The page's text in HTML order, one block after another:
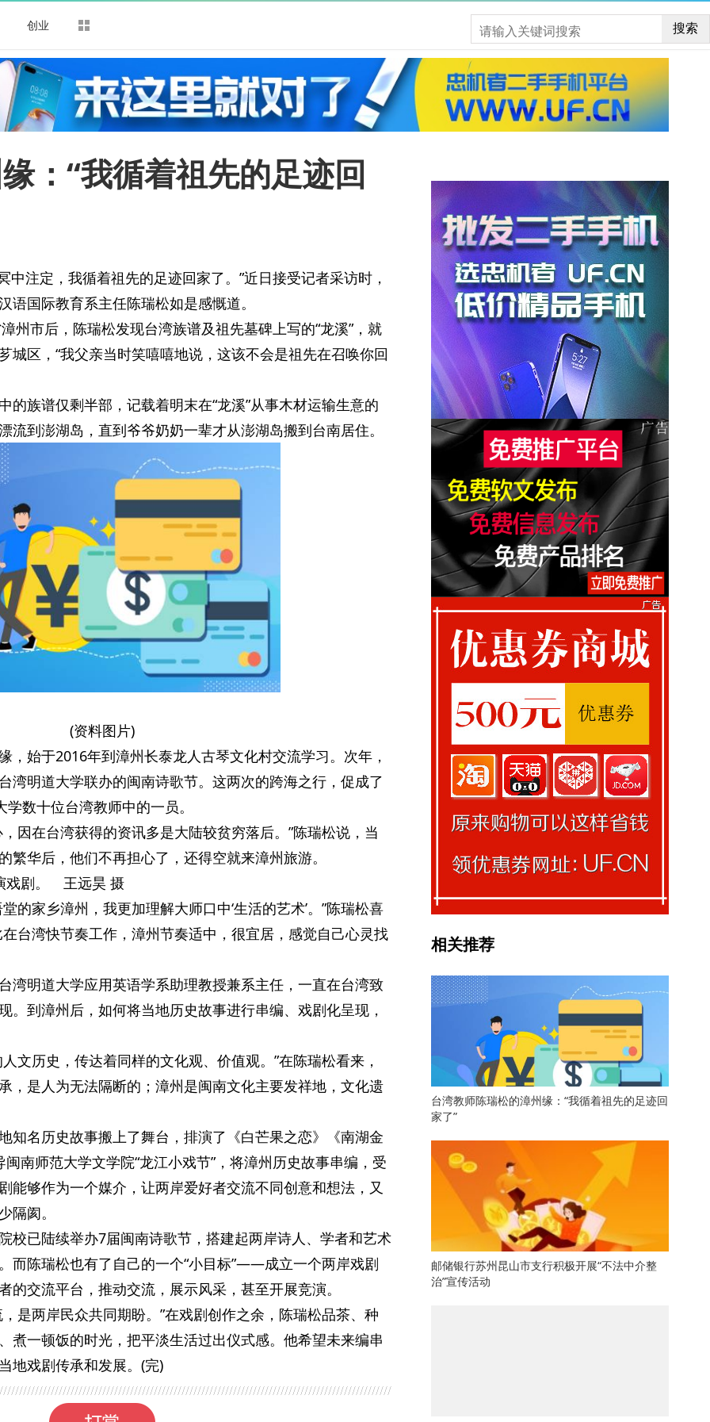
创业 搜索
：“我循着祖先的足迹回
中注定，我循着祖先的足迹回家了。”近日接受记者采访时，
语国际教育系主任陈瑞松如是感慨道。
州市后，陈瑞松发现台湾族谱及祖先墓碑上写的“龙溪”，就
城区，“我父亲当时笑嘻嘻地说，这该不会是祖先在召唤你回
的族谱仅剩半部，记载着明末在“龙溪”从事木材运输生意的
流到澎湖岛，直到爷爷奶奶一辈才从澎湖岛搬到台南居住。
(资料图片)
，始于2016年到漳州长泰龙人古琴文化村交流学习。次年，
湾明道大学联办的闽南诗歌节。这两次的跨海之行，促成了
数十位台湾教师中的一员。
因在台湾获得的资讯多是大陆较贫穷落后。”陈瑞松说，当
繁华后，他们不再担心了，还得空就来漳州旅游。
戏剧。 王远昊 摄
的家乡漳州，我更加理解大师口中‘生活的艺术’。”陈瑞松喜
台湾快节奏工作，漳州节奏适中，很宜居，感觉自己心灵找
湾明道大学应用英语学系助理教授兼系主任，一直在台湾致
。到漳州后，如何将当地历史故事进行串编、戏剧化呈现，
文历史，传达着同样的文化观、价值观。”在陈瑞松看来，
，是人为无法隔断的；漳州是闽南文化主要发祥地，文化遗
知名历史故事搬上了舞台，排演了《白芒果之恋》《南湖金
南师范大学文学院“龙江小戏节”，将漳州历史故事串编，受
能够作为一个媒介，让两岸爱好者交流不同创意和想法，又
隔阂。
校已陆续举办7届闽南诗歌节，搭建起两岸诗人、学者和艺术
而陈瑞松也有了自己的一个“小目标”——成立一个两岸戏剧
的交流平台，推动交流，展示风采，甚至开展竞演。
是两岸民众共同期盼。”在戏剧创作之余，陈瑞松品茶、种
煮一顿饭的时光，把平淡生活过出仪式感。他希望未来编串
地戏剧传承和发展。(完)
相关推荐
台湾教师陈瑞松的漳州缘：“我循着祖先的足迹回
家了”
邮储银行苏州昆山市支行积极开展“不法中介整
治”宣传活动